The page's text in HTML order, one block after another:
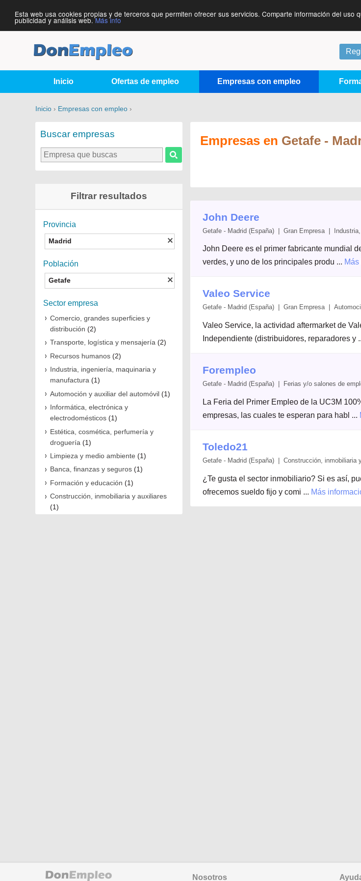
Esta web usa cookies propias y de terceros que permiten ofrecer sus servicios. Comparte información del
publicidad y análisis web.Más info
Inicio Ofertas de empleo Empresas con empleo
Inicio › Empresas con empleo ›
Buscar empresas
Filtrar resultados
Provincia
Madrid
Población
Getafe
Sector empresa
Comercio, grandes superficies y
distribución (2)
Transporte, logística y mensajería(2)
Recursos humanos(2)
Industria, ingeniería, maquinaria y
manufactura(1)
Automoción y auxiliar del automóvil (1)
Informática, electrónica y
electrodomésticos(1)
Estética, cosmética, perfumería y
droguería(1)
Limpieza y medio ambiente (1)
Banca, finanzas y seguros(1)
Formación y educación (1)
Construcción, inmobiliaria y auxiliares
(1)
Empresas en Getafe -
John Deere
Getafe - Madrid (España) | Gran Empresa |
John Deere es el primer fabricante mundial
verdes, y uno de los principales produ ...
Valeo Service
Getafe - Madrid (España) | Gran Empresa |
Valeo Service, la actividad aftermarket de
Independiente (distribuidores, reparadores y
Forempleo
Getafe - Madrid (España) | Ferias y/o salones de
La Feria del Primer Empleo de la UC3M
empresas, las cuales te esperan para habl ...
Toledo21
Getafe - Madrid (España) | Construcción, inmobiliaria
¿Te gusta el sector inmobiliario? Si es así,
ofrecemos sueldo fijo y comi ... Más
Nosotros